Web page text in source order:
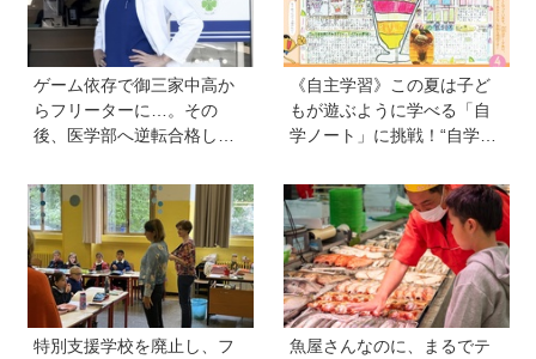
ゲーム依存で御三家中高か
らフリーターに…。その
後、医学部へ逆転合格した
経験が受験勉強に役立っ
た」そう考える背景とは
《自主学習》この夏は子ど
もが遊ぶように学べる「自
学ノート」に挑戦！“自学指
諭の森川正樹先生に訊く、
テーマの見つけ方やサポー
ト法。自由研究にも
特別支援学校を廃止し、フ
魚屋さんなのに、まるでテ